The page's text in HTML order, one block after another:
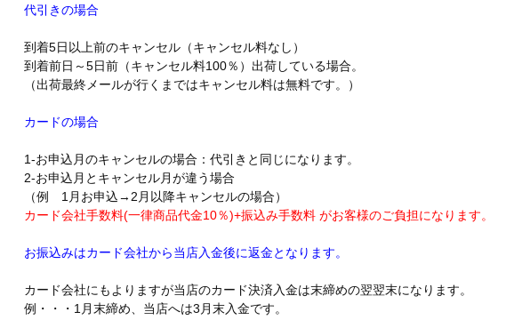
代引きの場合
到着5日以上前のキャンセル（キャンセル料なし）
到着前日～5日前（キャンセル料100％）出荷している場合。
（出荷最終メールが行くまではキャンセル料は無料です。）
カードの場合
1-お申込月のキャンセルの場合：代引きと同じになります。
2-お申込月とキャンセル月が違う場合
（例 1月お申込→2月以降キャンセルの場合）
カード会社手数料(一律商品代金10％)+振込み手数料 がお客様のご負担になります。
お振込みはカード会社から当店入金後に返金となります。
カード会社にもよりますが当店のカード決済入金は末締めの翌翌末になります。
例・・・1月末締め、当店へは3月末入金です。